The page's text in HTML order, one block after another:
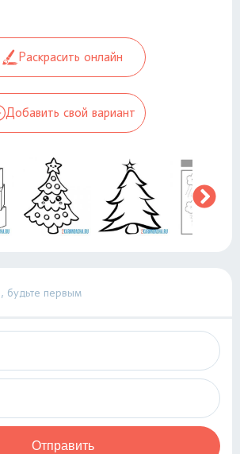
Раскрасить онлайн
Добавить свой вариант
будьте первым
Отправить